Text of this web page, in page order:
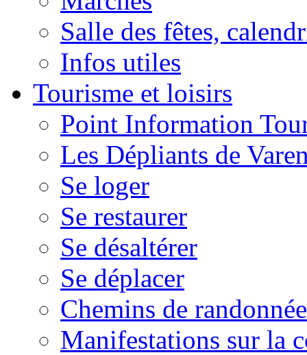
Salle des fêtes,
Infos utiles
Tourisme et loisirs
Point Information
Les Dépliants de
Se loger
Se restaurer
Se désaltérer
Se déplacer
Chemins de randonnée
Manifestations sur la